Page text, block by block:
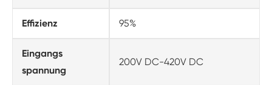
Effizienz 95%
Eingangs
spannung
200V DC-420V DC